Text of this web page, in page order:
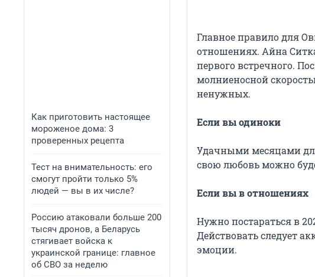
Как приготовить настоящее
мороженое дома: 3
проверенных рецепта
Тест на внимательность: его
смогут пройти только 5%
людей — вы в их числе?
Россию атаковали больше 200
тысяч дронов, а Беларусь
стягивает войска к
украинской границе: главное
об СВО за неделю
Главное правило для
отношениях. Айна
первого встречного.
молниеносной
ненужных.
Если вы одиноки
Удачными месяцами
свою любовь можно
Если вы в отношениях
Нужно постараться в
Действовать следует
эмоции.